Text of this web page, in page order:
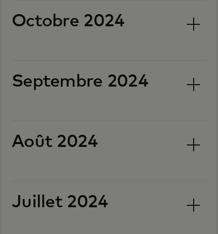
Octobre 2024
Septembre 2024
Août 2024
Juillet 2024